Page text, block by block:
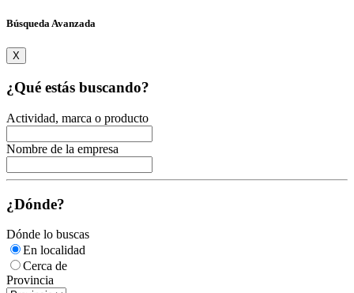
Búsqueda Avanzada
X
¿Qué estás buscando?
Actividad, marca o producto
Nombre de la empresa
¿Dónde?
Dónde lo buscas
En localidad
Cerca de
Provincia